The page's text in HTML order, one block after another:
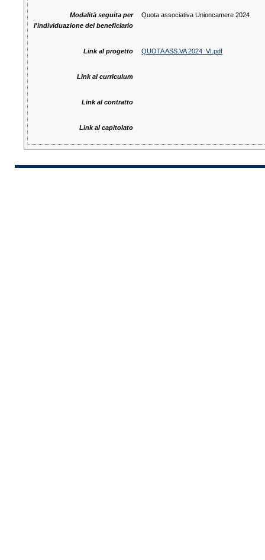
Modalità seguita per
l'individuazione del beneficiario
Quota associativa Unioncamere 2024
Link al progetto QUOTA ASS.VA 2024_VI.pdf
Link al curriculum
Link al contratto
Link al capitolato